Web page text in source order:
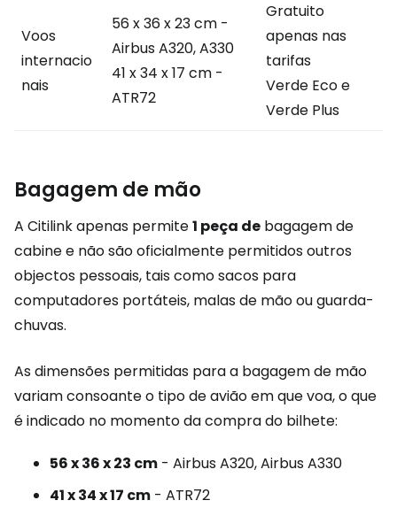
Voos
internacio
nais
56 x 36 x 23 cm -
Airbus A320, A330
41 x 34 x 17 cm -
ATR72
Gratuito
apenas nas
tarifas
Verde Eco e
Verde Plus
Bagagem de mão
A Citilink apenas permite1 peça de bagagem de
cabine e não são oficialmente permitidos outros
objectos pessoais, tais como sacos para
computadores portáteis, malas de mão ou guarda-
chuvas.
As dimensões permitidas para a bagagem de mão
variam consoante o tipo de avião em que voa, o que
é indicado no momento da compra do bilhete:
56 x 36 x 23 cm - Airbus A320, Airbus A330
41 x 34 x 17 cm - ATR72